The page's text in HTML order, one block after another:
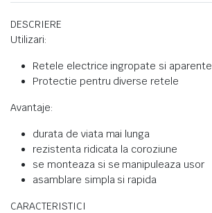
DESCRIERE
Utilizari:
Retele electrice ingropate si aparente
Protectie pentru diverse retele
Avantaje:
durata de viata mai lunga
rezistenta ridicata la coroziune
se monteaza si se manipuleaza usor
asamblare simpla si rapida
CARACTERISTICI